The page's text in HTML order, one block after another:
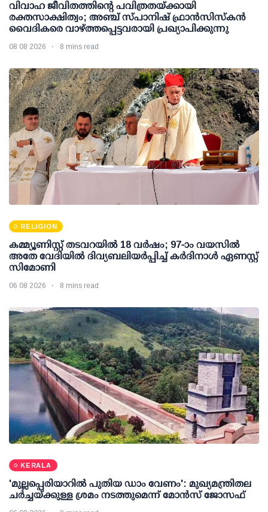
വിവാഹ ജീവിതത്തിന്റെ പവിത്രതയ്ക്കായി
രക്തസാക്ഷിത്വം; അഞ്ച് സ്പാനിഷ് ഫ്രാന്‍സിസ്‌കന്‍
വൈദികരെ വാഴ്ത്തപ്പെട്ടവരായി പ്രഖ്യാപിക്കുന്നു
08 08 2026 8 mins read
RELIGION
കമ്മ്യൂണിസ്റ്റ് തടവറയില്‍ 18 വര്‍ഷം; 97-ാം വയസില്‍
അതേ വേദിയില്‍ ദിവ്യബലിയര്‍പ്പിച്ച് കര്‍ദിനാള്‍ ഏണസ്റ്റ്
സിമോണി
06 08 2026 8 mins read
KERALA
'മുല്ലപ്പെരിയാറില്‍ പുതിയ ഡാം വേണം': മുഖ്യമന്ത്രിതല
ചര്‍ച്ചയ്ക്കുള്ള ശ്രമം നടത്തുമെന്ന് മോന്‍സ് ജോസഫ്